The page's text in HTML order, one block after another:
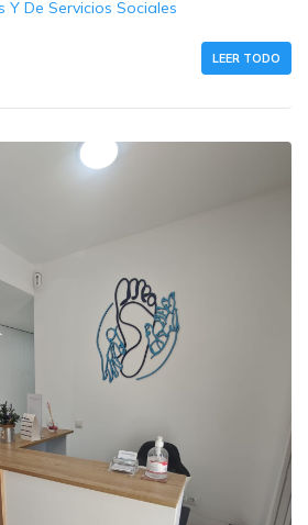
De Servicios Sociales
LEER TODO